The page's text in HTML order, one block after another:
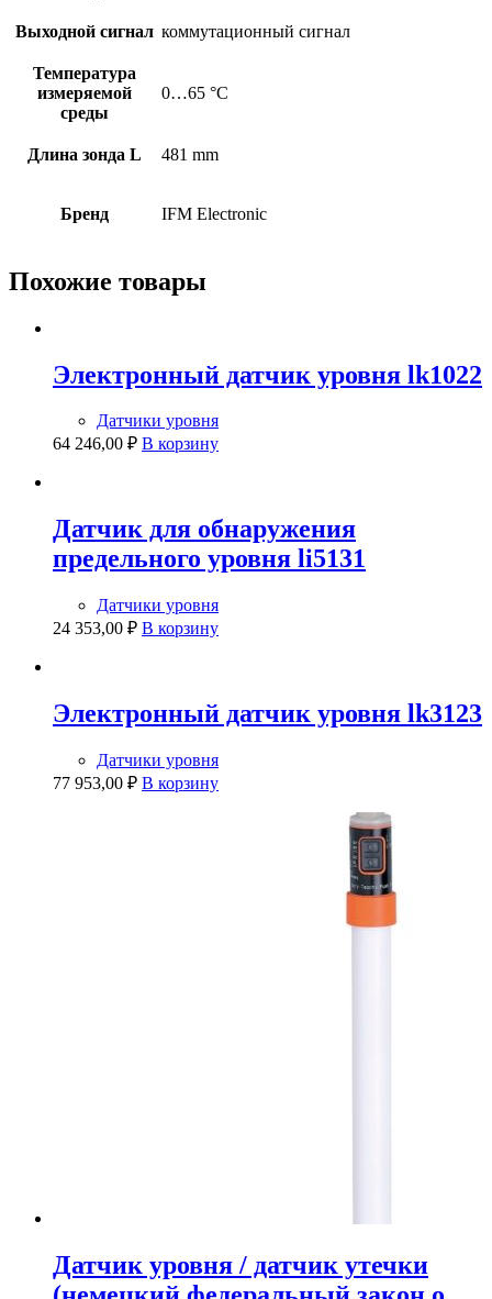
Выходной сигнал коммутационный сигнал
Температура
измеряемой
среды
0…65 °C
Длина зонда L 481 mm
Бренд IFM Electronic
Похожие товары
Электронный датчик уровня lk1022
Датчики уровня
64 246,00 ₽ В корзину
Датчик для обнаружения
предельного уровня li5131
Датчики уровня
24 353,00 ₽ В корзину
Электронный датчик уровня lk3123
Датчики уровня
77 953,00 ₽ В корзину
Датчик уровня / датчик утечки